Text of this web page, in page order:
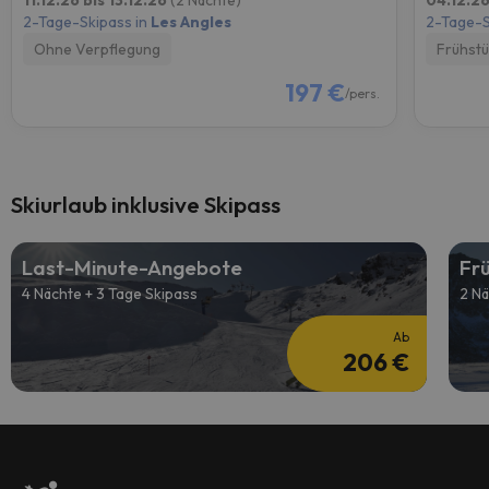
2-Tage-Skipass in Les Angles
Ohne Verpflegung
197 €/pers.
2-Tage-
Skiurlaub inklusive Skipass
Last-Minute-Angebote
4 Nächte + 3 Tage Skipass
Ab
206 €
2